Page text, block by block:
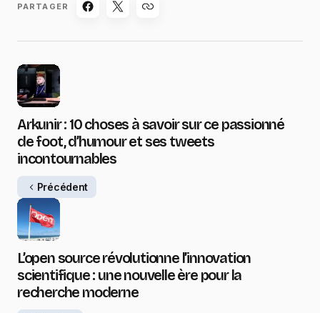
PARTAGER
Arkunir : 10 choses à savoir sur ce passionné
de foot, d’humour et ses tweets
incontournables
Précédent
L’open source révolutionne l’innovation
scientifique : une nouvelle ère pour la
recherche moderne